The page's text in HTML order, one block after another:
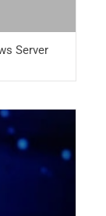
Server